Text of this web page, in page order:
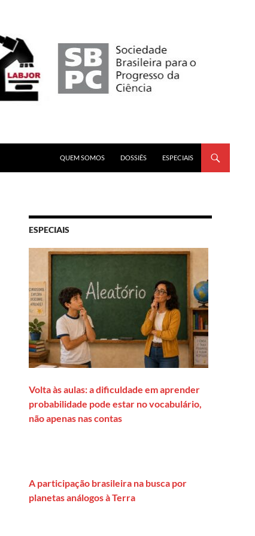
QUEM SOMOS
DOSSIÊS ESPECIAIS
ESPECIAIS
Volta às aulas: a dificuldade em aprender
probabilidade pode estar no vocabulário,
não apenas nas contas
A participação brasileira na busca por
planetas análogos à Terra